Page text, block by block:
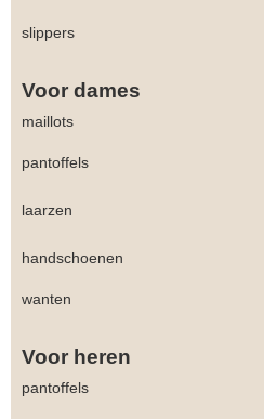
slippers
Voor dames
maillots
pantoffels
laarzen
handschoenen
wanten
Voor heren
pantoffels